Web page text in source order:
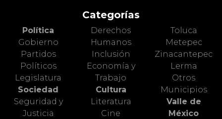
Categorías
Política
Gobierno
Partidos
Políticos
Legislatura
Sociedad
Seguridad y
Justicia
Derechos
Humanos
Inclusión
Economía y
Trabajo
Cultura
Literatura
Cine
Toluca
Metepec
Zinacantepec
Lerma
Otros
Municipios
Valle de
México